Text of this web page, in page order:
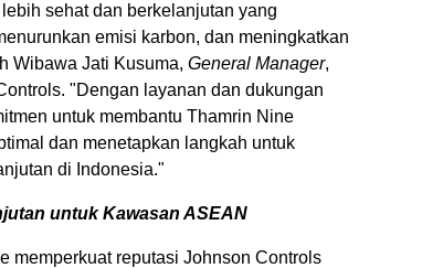
sehat dan berkelanjutan yang
emisi karbon, dan meningkatkan
Wibawa Jati Kusuma, General Manager,
"Dengan layanan dan dukungan
untuk membantu Thamrin Nine
dan menetapkan langkah untuk
di Indonesia."
untuk Kawasan ASEAN
memperkuat reputasi Johnson Controls